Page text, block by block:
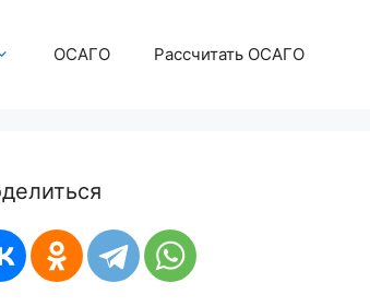
ОСАГО Рассчитать ОСАГО